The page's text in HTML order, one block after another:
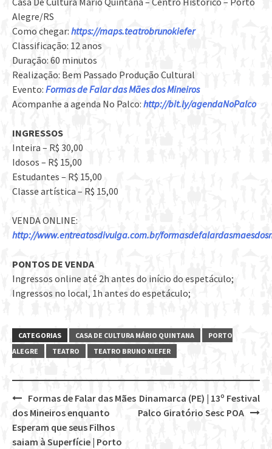
Alegre/RS
Como chegar: https://maps.teatrobrunokiefer
Classificação: 12 anos
Duração: 60 minutos
Realização: Bem Passado Produção Cultural
Evento: Formas de Falar das Mães dos Mineiros
Acompanhe a agenda No Palco: http://bit.ly/agendaNoPalco
INGRESSOS
Inteira – R$ 30,00
Idosos – R$ 15,00
Estudantes – R$ 15,00
Classe artística – R$ 15,00
VENDA ONLINE:
http://www.entreatosdivulga.com.br/
PONTOS DE VENDA
​Ingressos online até 2h antes do início do espetáculo;
Ingressos no local, 1h antes do espetáculo;
CATEGORIAS CASA DE CULTURA MÁRIO QUINTANA
PORTO
ALEGRE
TEATRO TEATRO BRUNO KIEFER
Post
navigation
Dinamarca (PE) | 13º Festival
Palco Giratório Sesc POA
Formas de Falar das Mães
dos Mineiros enquanto
Esperam que seus Filhos
saiam à Superfície | Porto